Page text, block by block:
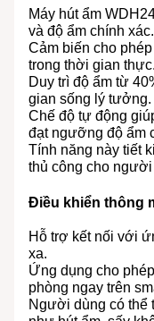
Máy hút ẩm
và độ ẩm chính xác.
Cảm biến cho
trong thời gian thực.
Duy trì độ ẩm từ
gian sống lý tưởng.
Chế độ tự động
đạt ngưỡng độ ẩm
Tính năng này tiết
thủ công cho người
Điều khiển thông
Hỗ trợ kết nối với
xa.
Ứng dụng cho
phòng ngay trên
Người dùng có thể